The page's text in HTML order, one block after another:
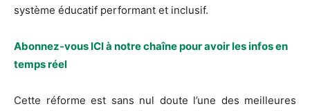
système éducatif performant et inclusif.
Abonnez-vous ICI à notre chaîne pour avoir les infos en
temps réel
Cette réforme est sans nul doute l’une des meilleures